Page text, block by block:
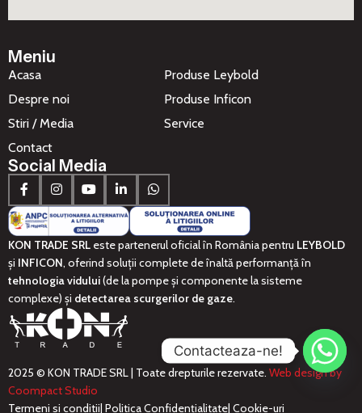
Meniu
Acasa
Despre noi
Stiri / Media
Contact
Produse Leybold
Produse Inficon
Service
Social Media
KON TRADE SRL este partenerul oficial în România pentru LEYBOLD
și INFICON, oferind soluții complete de înaltă performanță în
tehnologia vidului(de la pompe și componente la sisteme
complexe) și detectarea scurgerilor de gaze.
2025 © KON TRADE SRL | Toate drepturile rezervate. Web design by
Coompact Studio
Termeni si conditii| Politica Confidențialitate| Cookie-uri
Contacteaza-ne!